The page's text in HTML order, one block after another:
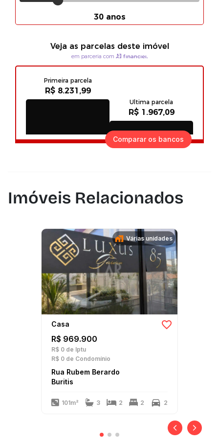
Comparar os bancos
Imóveis Relacionados
Várias unidades
Casa
R$ 969.900
R$ 0 de Iptu
R$ 0 de Condomínio
Rua Rubem Berardo
Buritis
101m² 3 2 2 2